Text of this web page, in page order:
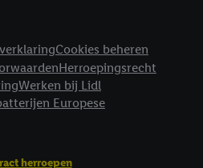
Cookies beheren
Herroepingsrecht
Werken bij Lidl
Europese
herroepen